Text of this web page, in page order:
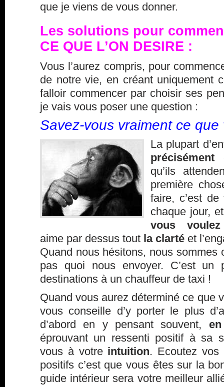
que je viens de vous donner.
Les solutions pour
CE QUE L’ON DESIRE :
Vous l’aurez compris, pour
de notre vie, en créant uniquement
falloir commencer par choisir ses
je vais vous poser une question :
Savez-vous vraiment ce
La plupart
précisément
qu’ils
première
faire, c’est
chaque jour,
vous
aime par dessus tout la clarté et
Quand nous hésitons, nous sommes
pas quoi nous envoyer. C’est un
destinations à un chauffeur de taxi !
Quand vous aurez déterminé ce que
vous conseille d’y porter le plus
d’abord en y pensant souvent,
éprouvant un ressenti positif à sa
vous à votreintuition. Ecoutez vos
positifs c’est que vous êtes sur la
guide intérieur sera votre meilleur